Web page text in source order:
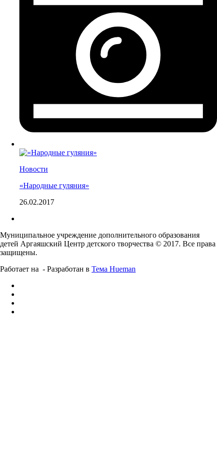
Новости
«Народные гуляния»
26.02.2017
Муниципальное учреждение дополнительного образования
детей Аргаяшский Центр детского творчества © 2017. Все права
защищены.
Работает на - Разработан в Тема Hueman